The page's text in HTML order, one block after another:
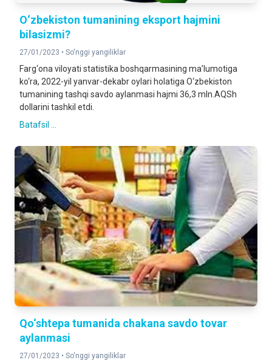
O‘zbekiston tumanining eksport hajmini
bilasizmi?
27/01/2023 • So'nggi yangiliklar
Farg‘ona viloyati statistika boshqarmasining ma’lumotiga
ko‘ra, 2022-yil yanvar-dekabr oylari holatiga O‘zbekiston
tumanining tashqi savdo aylanmasi hajmi 36,3 mln.AQSh
dollarini tashkil etdi.
Batafsil ...
Qo‘shtepa tumanida chakana savdo tovar
aylanmasi
27/01/2023 • So'nggi yangiliklar